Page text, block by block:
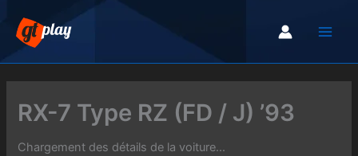
contenu
RX-7 Type RZ (FD / J) ’93
Chargement des détails de la voiture...